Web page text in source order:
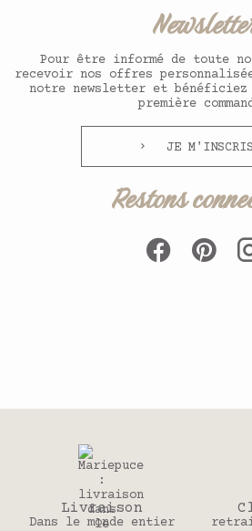
Pour être informé de toute
recevoir nos offres
notre newsletter et bénéficiez
première
JE
Restons
entier
Click &
retrait et échange